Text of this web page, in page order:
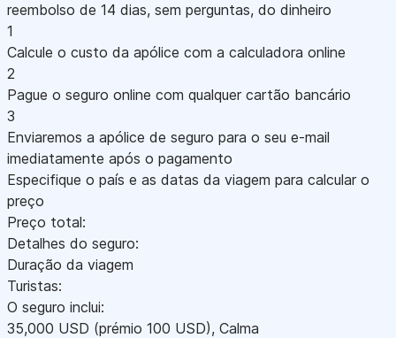
reembolso de 14 dias, sem perguntas, do dinheiro
1
Calcule o custo da apólice com a calculadora online
2
Pague o seguro online com qualquer cartão bancário
3
Enviaremos a apólice de seguro para o seu e-mail
imediatamente após o pagamento
Especifique o país e as datas da viagem para calcular o
preço
Preço total:
Detalhes do seguro:
Duração da viagem
Turistas:
O seguro inclui:
35,000 USD (prémio 100 USD), Calma